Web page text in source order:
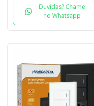
Duvidas? Chame
no Whatsapp